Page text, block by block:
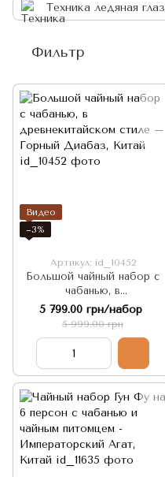
Техника ледяная
Фильтр
Видео
−3%
Артикул: id_10452
Большой чайный набор с
чабанью, в
древнекитайском стиле –
Горный Диабаз, Китай
5 799.00 грн/набор
5 999.00 грн